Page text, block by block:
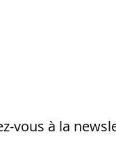
vous à la